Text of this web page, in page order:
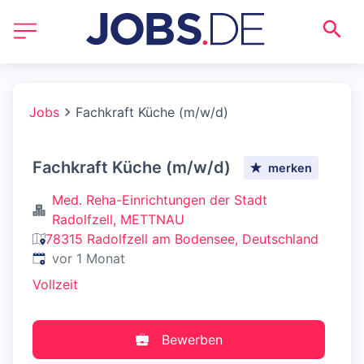
Jobs Fachkraft Küche (m/w/d)
Fachkraft Küche (m/w/d) merken
Med. Reha-Einrichtungen der Stadt
Radolfzell, METTNAU
78315 Radolfzell am Bodensee, Deutschland
Veröffentlicht:
vor 1 Monat
Vollzeit
Bewerben